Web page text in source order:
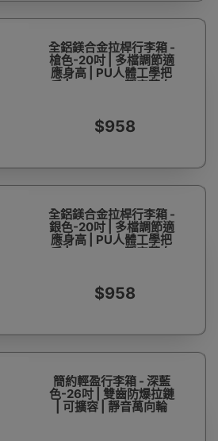
全鋁鎂合金拉桿行李箱 -
槍色-20吋 | 多檔調節適
應身高 | PU人體工學把
手 | 360°TPE靜音萬向
$958
全鋁鎂合金拉桿行李箱 -
銀色-20吋 | 多檔調節適
應身高 | PU人體工學把
手 | 360°TPE靜音萬向
$958
簡約輕盈行李箱 - 深藍
色-26吋 | 雙齒防爆拉鏈
| 可擴容 | 靜音萬向輪